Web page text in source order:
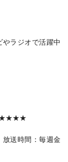
ラジオで活躍中
放送時間：毎週金